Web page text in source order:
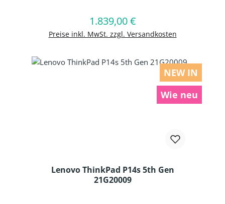
Regulärer Preis:
1.839,00 €
Preise inkl. MwSt. zzgl. Versandkosten
In den Warenkorb
NEW IN
Wie neu
Lenovo ThinkPad P14s 5th Gen
21G20009